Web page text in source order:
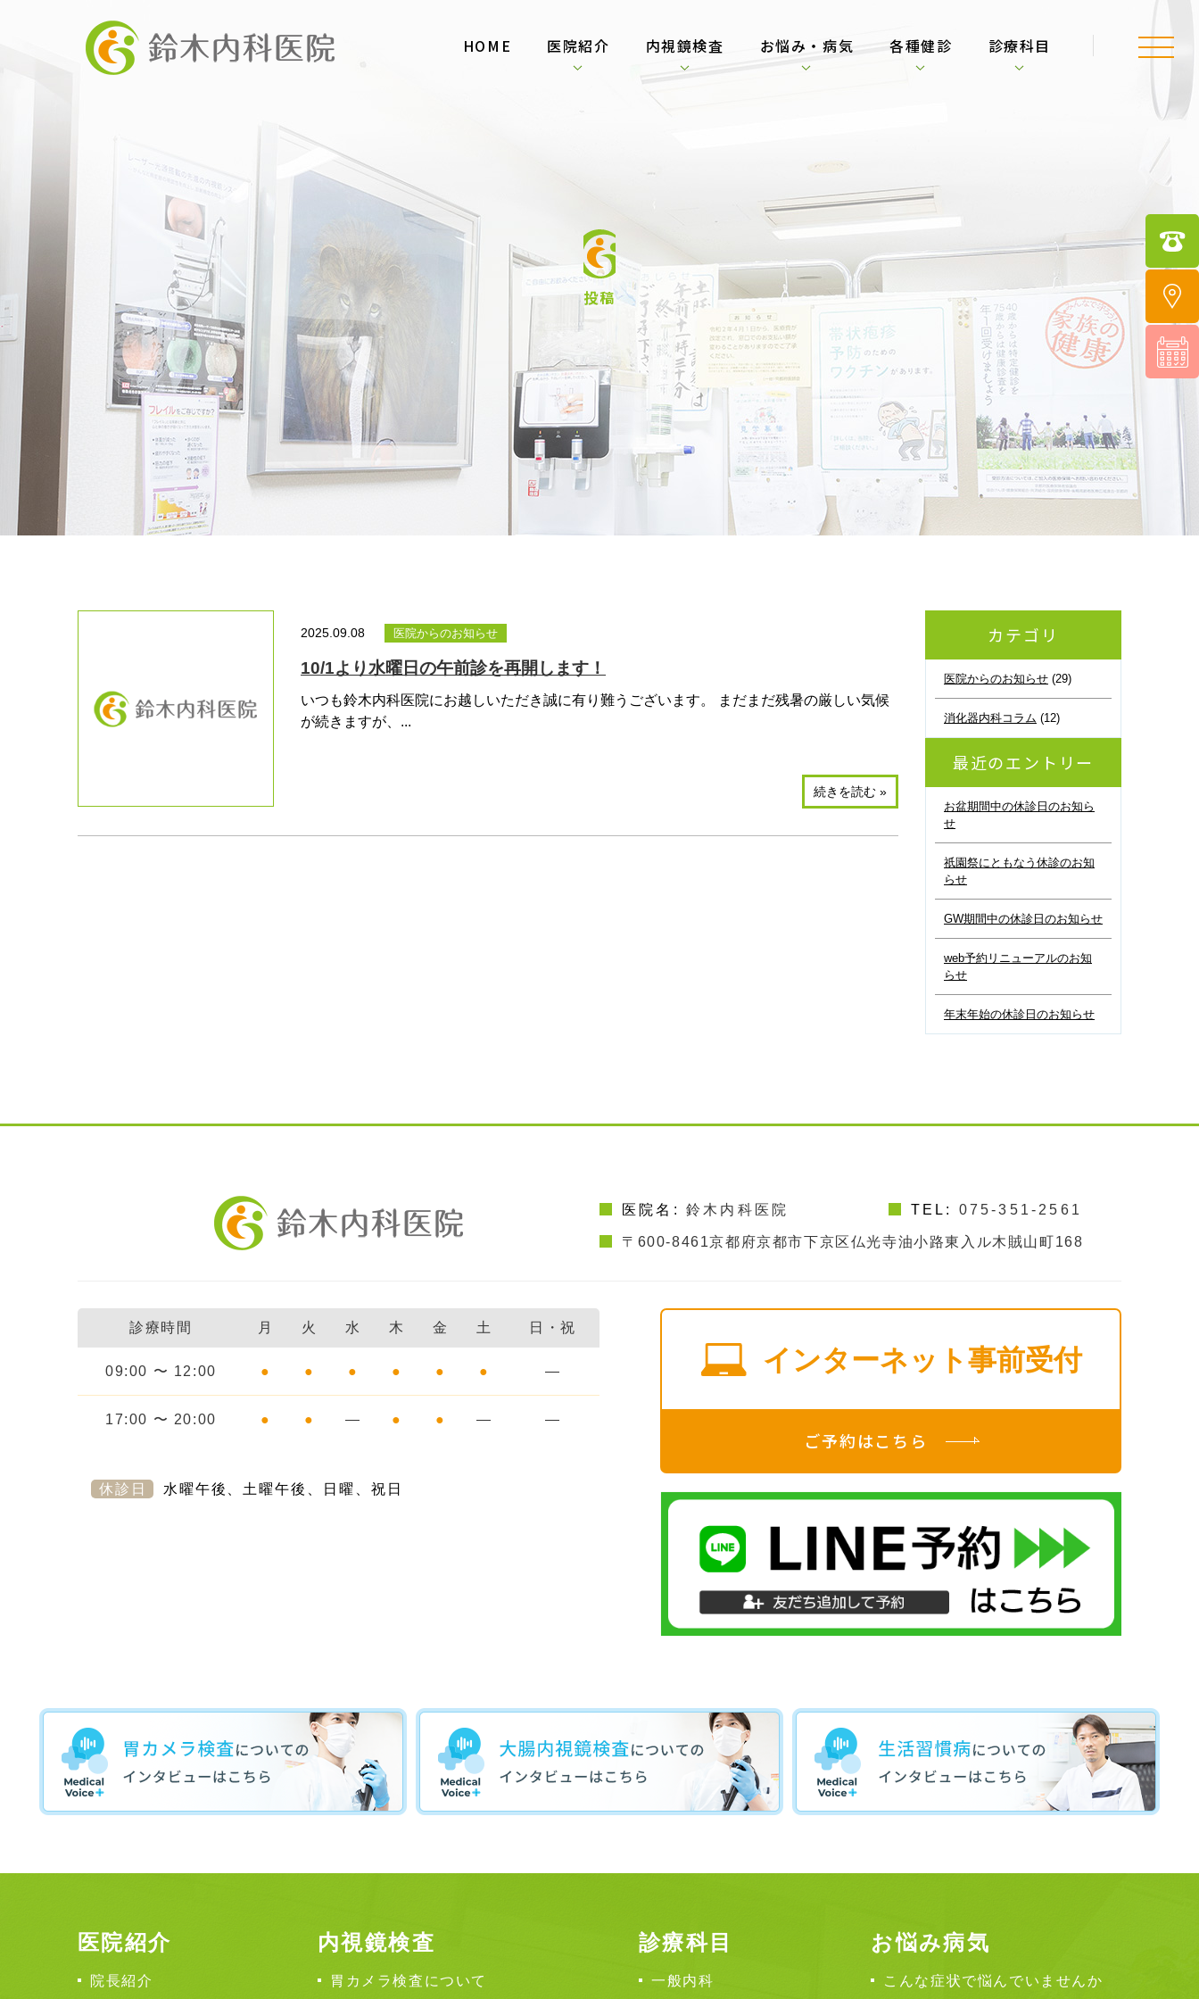
HOME 医院紹介 内視鏡検査 お悩み・病気 各種健診 診療科目
投稿
2025.09.08 医院からのお知らせ
10/1より水曜日の午前診を再開します！
いつも鈴木内科医院にお越しいただき誠に有り難うございます。 まだまだ残暑の厳しい気候
が続きますが、...
続きを読む »
カテゴリ
医院からのお知らせ (29)
消化器内科コラム (12)
最近のエントリー
お盆期間中の休診日のお知ら
せ
祇園祭にともなう休診のお知
らせ
GW期間中の休診日のお知らせ
web予約リニューアルのお知
らせ
年末年始の休診日のお知らせ
医院名: 鈴木内科医院 TEL: 075-351-2561
〒600-8461京都府京都市下京区仏光寺油小路東入ル木賊山町168
診療時間 月 火 水 木 金 土 日・祝
09:00 〜 12:00 ● ● ● ● ● ● ―
17:00 〜 20:00 ● ● ― ● ● ― ―
休診日 水曜午後、土曜午後、日曜、祝日
インターネット事前受付
ご予約はこちら
医院紹介
院長紹介
内視鏡検査
胃カメラ検査について
診療科目
一般内科
お悩み病気
こんな症状で悩んでいませんか